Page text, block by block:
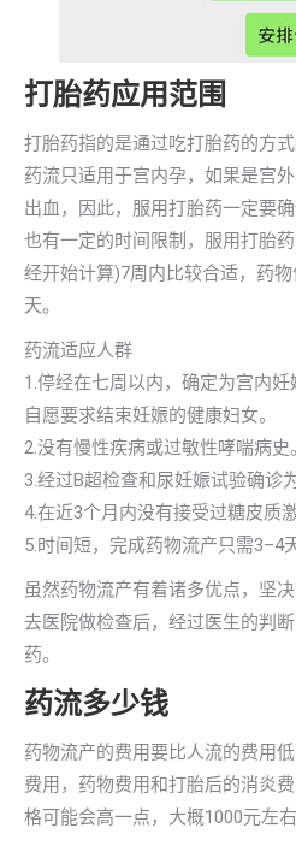
打胎药应用范围
打胎药指的是通过吃打胎药的方
药流只适用于宫内孕，如果是宫
出血，因此，服用打胎药一定要
也有一定的时间限制，服用打胎
经开始计算)7周内比较合适，药
天。
药流适应人群
1.停经在七周以内，确定为宫内
自愿要求结束妊娠的健康妇女。
2.没有慢性疾病或过敏性哮喘病史。
3.经过B超检查和尿妊娠试验确诊
4.在近3个月内没有接受过糖皮质
5.时间短，完成药物流产只需3–4
虽然药物流产有着诸多优点，坚
去医院做检查后，经过医生的判
药。
药流多少钱
药物流产的费用要比人流的费用
费用，药物费用和打胎后的消炎
格可能会高一点，大概1000元左右